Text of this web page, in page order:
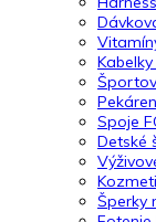
Spoje
Detské
Šperky